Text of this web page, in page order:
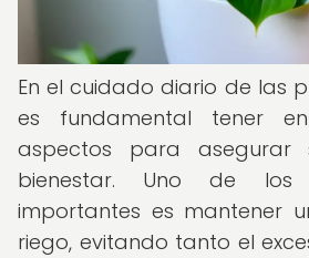
En el cuidado diario de las
es fundamental tener
aspectos para asegurar
bienestar. Uno de los
importantes es mantener
riego, evitando tanto el